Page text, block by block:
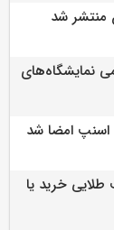
منتشر شد
نمایشگاه‌های
اسنپ امضا شد
طلایی خرید یا